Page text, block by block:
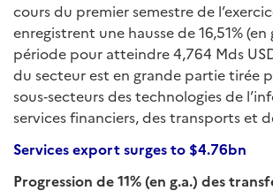
cours du premier semestre de
enregistrent une hausse de 16,51%
période pour atteindre 4,764 Mds
du secteur est en grande partie tirée
sous‑secteurs des technologies de
services financiers, des transports et
Services export surges to $4.76bn
Progression de 11% (en g.a.) des